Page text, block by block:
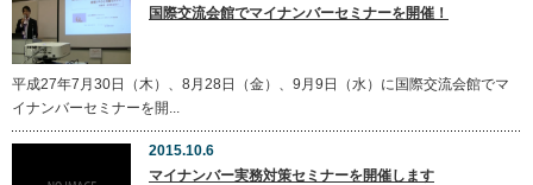
国際交流会館でマイナンバーセミナーを開催！
平成27年7月30日（木）、8月28日（金）、9月9日（水）に国際交流会館でマ
イナンバーセミナーを開...
2015.10.6
マイナンバー実務対策セミナーを開催します